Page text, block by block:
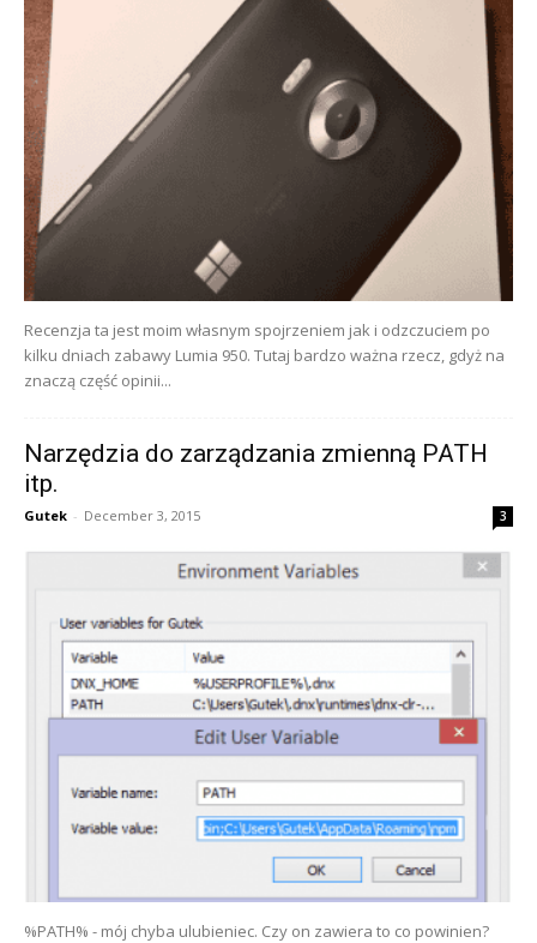
Recenzja ta jest moim własnym spojrzeniem jak i odzczuciem po
kilku dniach zabawy Lumia 950. Tutaj bardzo ważna rzecz, gdyż na
znaczą część opinii...
Narzędzia do zarządzania zmienną PATH
itp.
Gutek - December 3, 2015 3
%PATH% - mój chyba ulubieniec. Czy on zawiera to co powinien?